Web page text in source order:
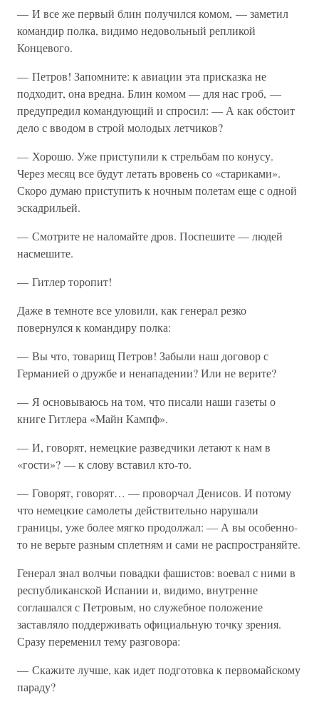
— И все же первый блин получился комом, — заметил
командир полка, видимо недовольный репликой
Концевого.
— Петров! Запомните: к авиации эта присказка не
подходит, она вредна. Блин комом — для нас гроб, —
предупредил командующий и спросил: — А как обстоит
дело с вводом в строй молодых летчиков?
— Хорошо. Уже приступили к стрельбам по конусу.
Через месяц все будут летать вровень со «стариками».
Скоро думаю приступить к ночным полетам еще с одной
эскадрильей.
— Смотрите не наломайте дров. Поспешите — людей
насмешите.
— Гитлер торопит!
Даже в темноте все уловили, как генерал резко
повернулся к командиру полка:
— Вы что, товарищ Петров! Забыли наш договор с
Германией о дружбе и ненападении? Или не верите?
— Я основываюсь на том, что писали наши газеты о
книге Гитлера «Майн Кампф».
— И, говорят, немецкие разведчики летают к нам в
«гости»? — к слову вставил кто-то.
— Говорят, говорят… — проворчал Денисов. И потому
что немецкие самолеты действительно нарушали
границы, уже более мягко продолжал: — А вы особенно-
то не верьте разным сплетням и сами не распространяйте.
Генерал знал волчьи повадки фашистов: воевал с ними в
республиканской Испании и, видимо, внутренне
соглашался с Петровым, но служебное положение
заставляло поддерживать официальную точку зрения.
Сразу переменил тему разговора:
— Скажите лучше, как идет подготовка к первомайскому
параду?